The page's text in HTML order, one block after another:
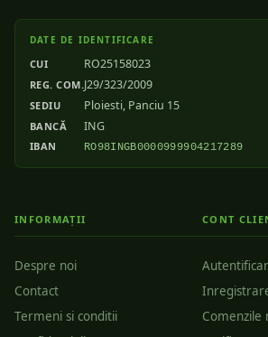
DATE DE IDENTIFICARE
CUI RO25158023
REG. COM.J29/323/2009
SEDIU Ploiesti, Panciu 15
BANCĂ ING
IBAN RO98INGB0000999904217289
INFORMAȚII
Despre noi
Contact
Termeni si conditii
CONT
Comenzile